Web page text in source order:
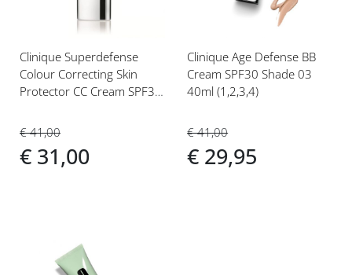
Clinique Superdefense
Colour Correcting Skin
Protector CC Cream SPF30
€ 41,00
€ 31,00
Clinique Age Defense BB
Cream SPF30 Shade 03
40ml (1,2,3,4)
€ 41,00
€ 29,95
Voeg